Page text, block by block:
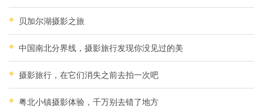
贝加尔湖摄影之旅
中国南北分界线，摄影旅行发现你没见过的美
摄影旅行，在它们消失之前去拍一次吧
粤北小镇摄影体验，千万别去错了地方